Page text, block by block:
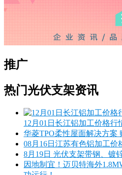
推广
热门光伏支架资讯
12月01日长江铝加工价格行
华菱TPO柔性屋面解决方案
08月16日江苏有色铝加工价
8月19日 光伏支架带钢、镀
因地制宜！迈贝特海外